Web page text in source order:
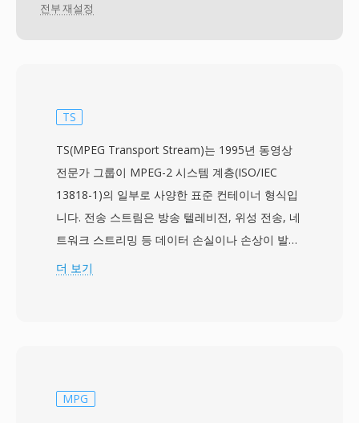
전부 재설정
TS
TS(MPEG Transport Stream)는 1995년 동영상
전문가 그룹이 MPEG-2 시스템 계층(ISO/IEC
13818-1)의 일부로 사양한 표준 컨테이너 형식입
니다. 전송 스트림은 방송 텔레비전, 위성 전송, 네
트워크 스트리밍 등 데이터 손실이나 손상이 발생
할 수 있는 통신 및 저장 환경을 위해 설계되었습
매체를 위해 설계된 프로그램 스트림과 구별되는
더 보기
MPG